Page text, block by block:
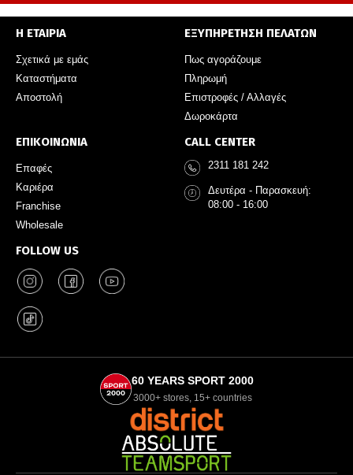
Η ΕΤΑΙΡΙΑ
Σχετικά με εμάς
Καταστήματα
Αποστολή
ΕΞΥΠΗΡΕΤΗΣΗ ΠΕΛΑΤΩΝ
Πως αγοράζουμε
Πληρωμή
Επιστροφές / Αλλαγές
Δωροκάρτα
ΕΠΙΚΟΙΝΩΝΙΑ
Επαφές
Καριέρα
Franchise
Wholesale
FOLLOW US
CALL CENTER
2311 181 242
Δευτέρα - Παρασκευή:
08:00 - 16:00
60 YEARS SPORT 2000
3000+ stores, 15+ countries